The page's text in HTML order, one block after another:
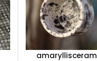
amaryllisceram